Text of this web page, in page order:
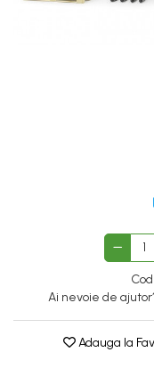
Ai nevoie de
Adauga la